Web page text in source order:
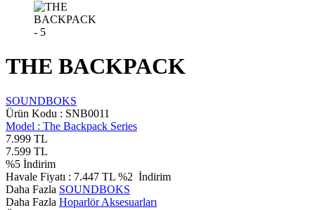
THE BACKPACK
SOUNDBOKS
Ürün Kodu : SNB0011
Model : The Backpack Series
7.999 TL
7.599 TL
%5 İndirim
Havale Fiyatı : 7.447 TL %2 İndirim
Daha Fazla SOUNDBOKS
Daha Fazla Hoparlör Aksesuarları